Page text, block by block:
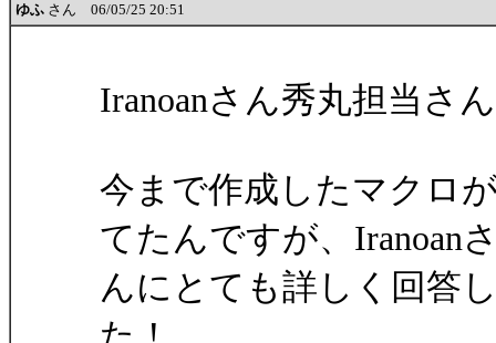
ゆふ さん 06/05/25 20:51
Iranoanさん秀丸担当さ
今まで作成したマクロ
てたんですが、Iranoan
んにとても詳しく回答